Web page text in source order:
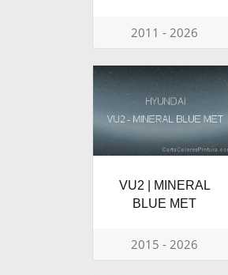
2011 - 2026
VU2 | MINERAL
BLUE MET
2015 - 2026